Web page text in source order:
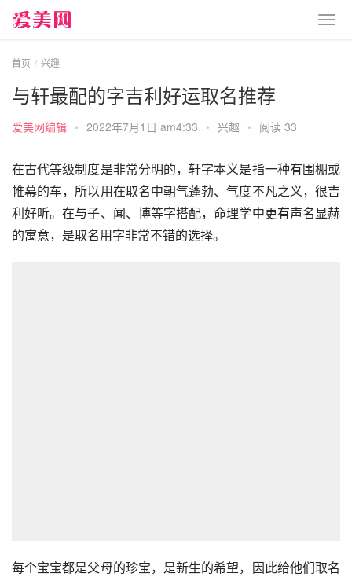
首页 兴趣
与轩最配的字吉利好运取名推荐
爱美网编辑 • 2022年7月1日 am4:33 • 兴趣 • 阅读 33
在古代等级制度是非常分明的，轩字本义是指一种有围棚或
帷幕的车，所以用在取名中朝气蓬勃、气度不凡之义，很吉
利好听。在与子、闻、博等字搭配，命理学中更有声名显赫
的寓意，是取名用字非常不错的选择。
每个宝宝都是父母的珍宝，是新生的希望，因此给他们取名